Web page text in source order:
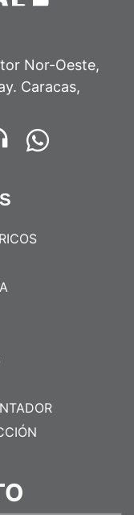
Nor-Oeste,
Caracas,